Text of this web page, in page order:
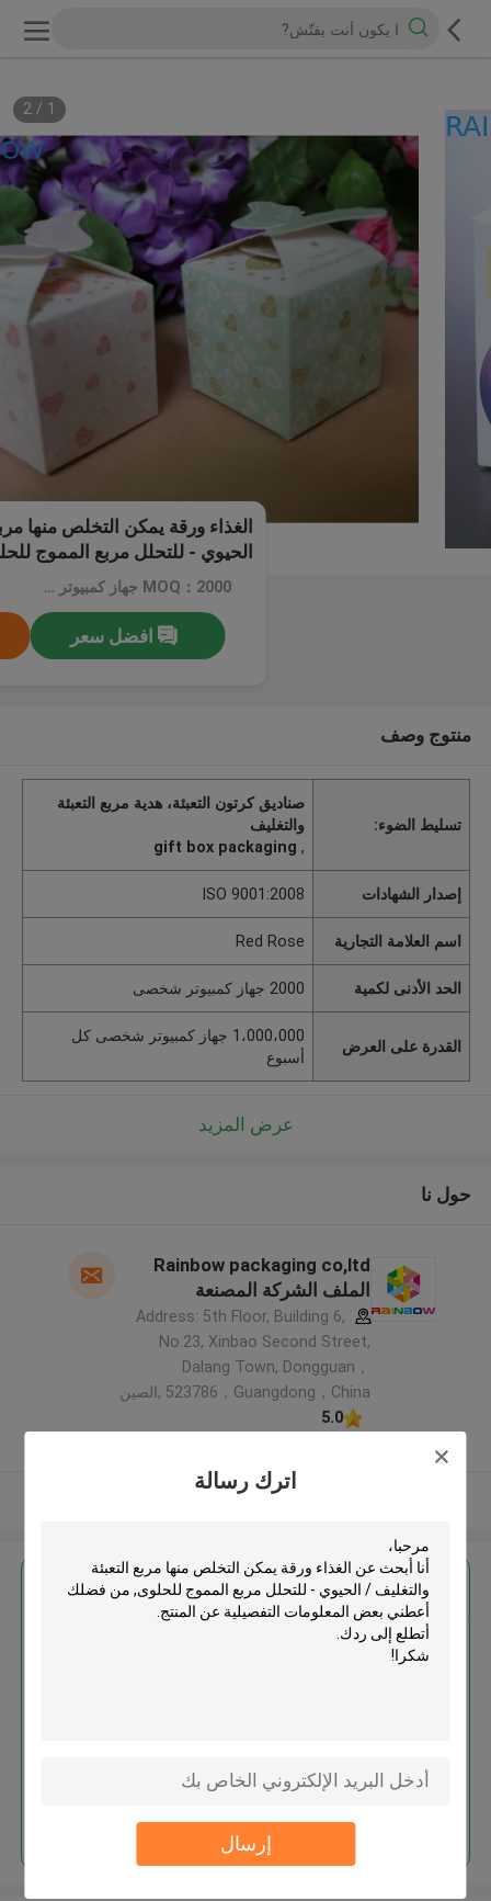
اترك رسالة
إرسال
1
/
2
الغذاء ورقة يمكن التخلص منها
الحيوي - للتحلل مربع المموج
MOQ：2000 جهاز كمبيوتر شخصى
افضل سعر
منتوج وصف
تسليط الضوء:
صناديق كرتون التعبئة، هدية مربع التعبئة
والتغليف
,
gift box packaging
إصدار الشهادات ISO 9001:2008
اسم العلامة التجارية Red Rose
الحد الأدنى لكمية 2000 جهاز كمبيوتر شخصى
القدرة على العرض
1،000،000 جهاز كمبيوتر شخصى كل
أسبوع
عرض المزيد
حول نا
Rainbow packaging co,ltd
الملف الشركة المصنعة
Address: 5th Floor, Building 6,
No.23, Xinbao Second Street,
Dalang Town, Dongguan，
523786，Guangdong，China ,الصين
5.0
عرض المزيد
احصل على افضل سعر ل